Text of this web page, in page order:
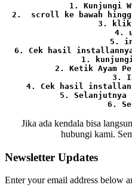
1. Kunjungi
2.  scroll ke bawah
3.
4.
5.
6. Cek hasil
1.
2. Ketik Ayam
3.
4. Cek hasil
5. Selanjutnya
6.
Jika ada kendala bisa
hubungi kami.
Newsletter Updates
Enter your email address below